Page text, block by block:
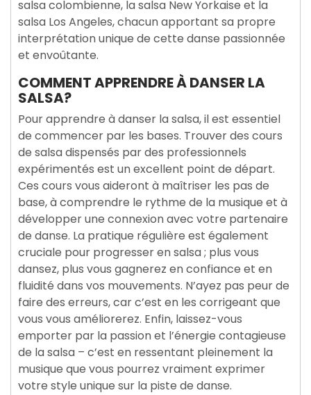
salsa colombienne, la salsa New Yorkaise et la
salsa Los Angeles, chacun apportant sa propre
interprétation unique de cette danse passionnée
et envoûtante.
COMMENT APPRENDRE À DANSER LA
SALSA?
Pour apprendre à danser la salsa, il est essentiel
de commencer par les bases. Trouver des cours
de salsa dispensés par des professionnels
expérimentés est un excellent point de départ.
Ces cours vous aideront à maîtriser les pas de
base, à comprendre le rythme de la musique et à
développer une connexion avec votre partenaire
de danse. La pratique régulière est également
cruciale pour progresser en salsa ; plus vous
dansez, plus vous gagnerez en confiance et en
fluidité dans vos mouvements. N’ayez pas peur de
faire des erreurs, car c’est en les corrigeant que
vous vous améliorerez. Enfin, laissez-vous
emporter par la passion et l’énergie contagieuse
de la salsa – c’est en ressentant pleinement la
musique que vous pourrez vraiment exprimer
votre style unique sur la piste de danse.